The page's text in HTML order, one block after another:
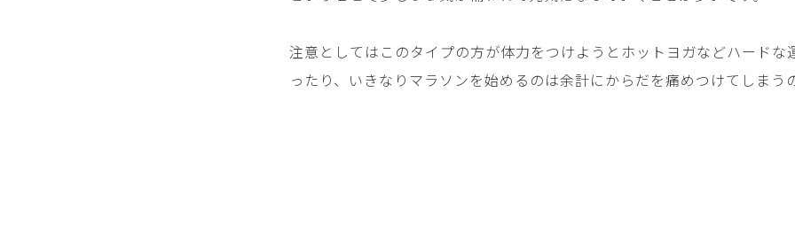
注意としてはこのタイプの方が体力をつけようとホットヨガなどハードな
ったり、いきなりマラソンを始めるのは余計にからだを痛めつけてしまう